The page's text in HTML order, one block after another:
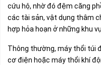
cứu hộ, nhờ đó đệm căng
các tài sản, vật dụng thâm
hợp hỏa hoạn ở những khu
Thông thường, máy thổi túi
cơ điện hoặc máy thổi khí